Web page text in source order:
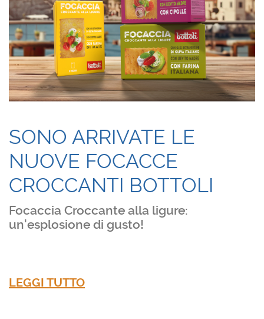
SONO ARRIVATE LE
NUOVE FOCACCE
CROCCANTI BOTTOLI
Focaccia Croccante alla ligure:
un'esplosione di gusto!
LEGGI TUTTO